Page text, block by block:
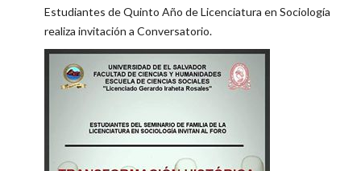
Estudiantes de Quinto Año de Licenciatura en Sociología
realiza invitación a Conversatorio.